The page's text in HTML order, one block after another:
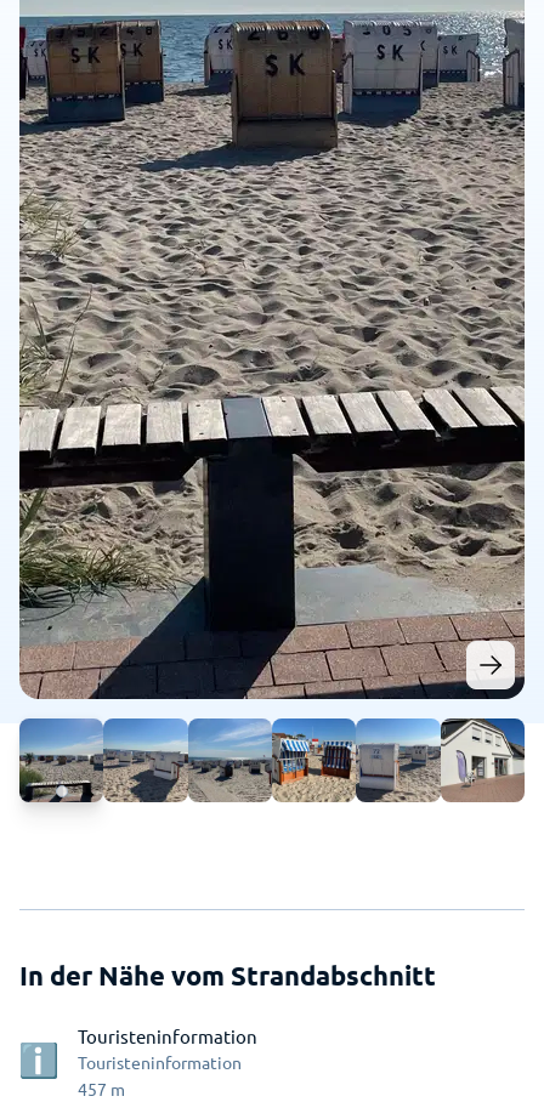
In der Nähe vom Strandabschnitt
Touristeninformation
Touristeninformation
457 m